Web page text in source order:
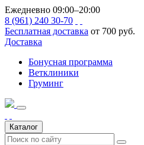
Ежедневно 09:00–20:00
8 (961) 240 30-70
Бесплатная доставка от 700 руб.
Доставка
Бонусная программа
Ветклиники
Груминг
Каталог